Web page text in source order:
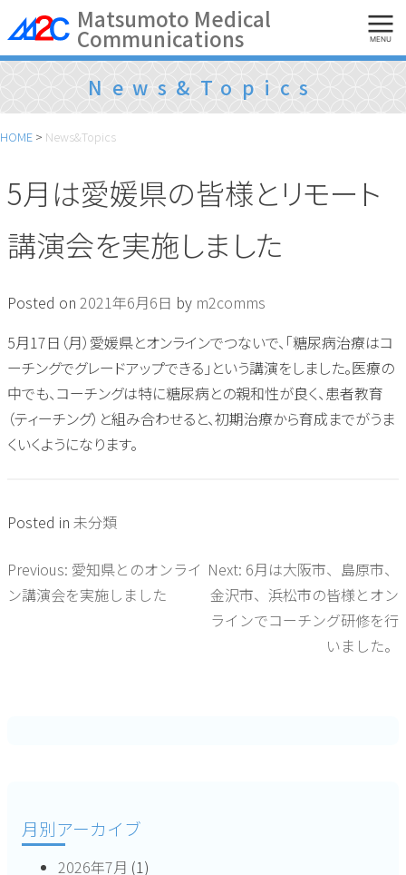
Skip
to
content
Matsumoto Medical
Communications MENU
News&Topics
HOME > News&Topics
5月は愛媛県の皆様とリモート
講演会を実施しました
Posted on 2021年6月6日 by m2comms
5月17日（月）愛媛県とオンラインでつないで、「糖尿病治療はコ
ーチングでグレードアップできる」という講演をしました。医療の
中でも、コーチングは特に糖尿病との親和性が良く、患者教育
（ティーチング）と組み合わせると、初期治療から育成までがうま
くいくようになります。
Posted in 未分類
投
ョ
Previous: 愛知県とのオンライ
ン講演会を実施しました
Next: 6月は大阪市、島原市、
金沢市、浜松市の皆様とオン
ラインでコーチング研修を行
いました。
月別アーカイブ
2026年7月 (1)